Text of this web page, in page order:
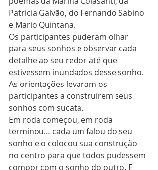
Patricia Galvão, do Fernando Sabino
e Mario Quintana.
Os participantes puderam olhar
para seus sonhos e observar cada
detalhe ao seu redor até que
estivessem inundados desse sonho.
As orientações levaram os
participantes a construírem seus
sonhos com sucata.
Em roda começou, em roda
terminou… cada um falou do seu
sonho e o colocou sua construção
no centro para que todos pudessem
compor com o sonho do outro. E